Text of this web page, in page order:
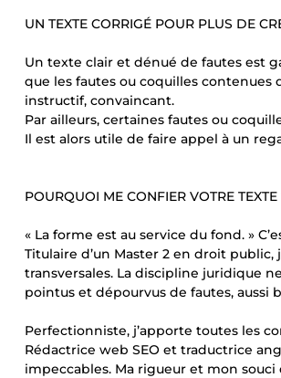
UN TEXTE CORRIGÉ POUR PLUS DE
Un texte clair et dénué de fautes est
que les fautes ou coquilles
instructif, convaincant.
Par ailleurs, certaines fautes ou
Il est alors utile de faire appel à un
POURQUOI ME CONFIER VOTRE TEXTE
« La forme est au service du fond. »
Titulaire d’un Master 2 en droit
transversales. La discipline juridique
pointus et dépourvus de fautes, aussi
Perfectionniste, j’apporte toutes les
Rédactrice web SEO et traductrice
impeccables. Ma rigueur et mon